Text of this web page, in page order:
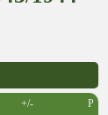
+/- P